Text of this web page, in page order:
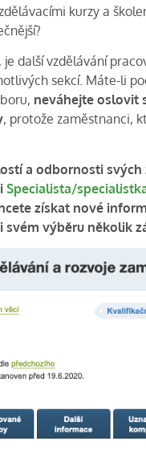
kurzy a
další vzdělávání
sekcí. Máte-li
neváhejte oslovit
, protože zaměstnanci,
a odbornosti
Specialista/
získat nové
svém výběru několik